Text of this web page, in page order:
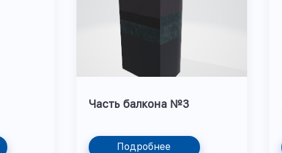
Часть балкона №3
Подробнее